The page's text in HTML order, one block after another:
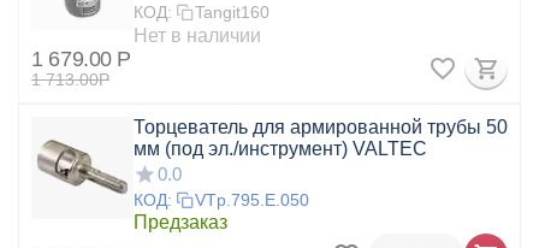
КОД: Tangit160
Нет в наличии
1 679.00 Р
1 713.00Р
Торцеватель для армированной трубы 50
мм (под эл./инструмент) VALTEC
0.0
КОД: VTp.795.E.050
Предзаказ